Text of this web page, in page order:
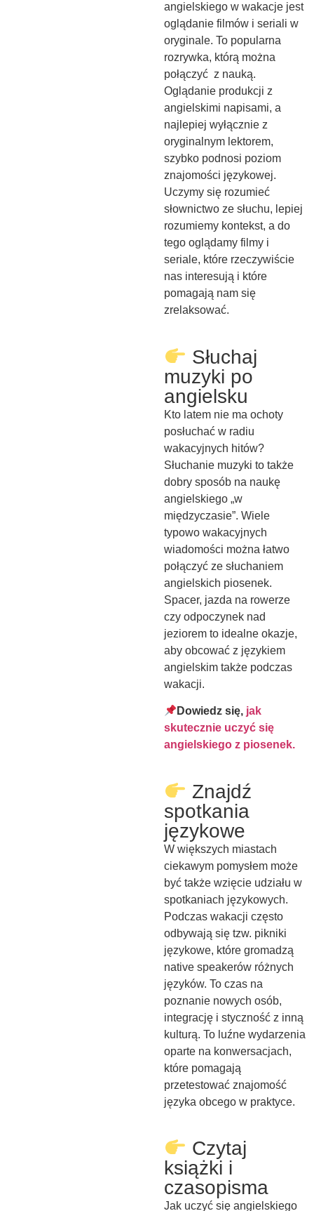
angielskiego w wakacje jest
oglądanie filmów i seriali w
oryginale. To popularna
rozrywka, którą można
połączyć z nauką.
Oglądanie produkcji z
angielskimi napisami, a
najlepiej wyłącznie z
oryginalnym lektorem,
szybko podnosi poziom
znajomości językowej.
Uczymy się rozumieć
słownictwo ze słuchu, lepiej
rozumiemy kontekst, a do
tego oglądamy filmy i
seriale, które rzeczywiście
nas interesują i które
pomagają nam się
zrelaksować.
Słuchaj
muzyki po
angielsku
Kto latem nie ma ochoty
posłuchać w radiu
wakacyjnych hitów?
Słuchanie muzyki to także
dobry sposób na naukę
angielskiego „w
międzyczasie”. Wiele
typowo wakacyjnych
wiadomości można łatwo
połączyć ze słuchaniem
angielskich piosenek.
Spacer, jazda na rowerze
czy odpoczynek nad
jeziorem to idealne okazje,
aby obcować z językiem
angielskim także podczas
wakacji.
Dowiedz się, jak
skutecznie uczyć się
angielskiego z piosenek.
Znajdź
spotkania
językowe
W większych miastach
ciekawym pomysłem może
być także wzięcie udziału w
spotkaniach językowych.
Podczas wakacji często
odbywają się tzw. pikniki
językowe, które gromadzą
native speakerów różnych
języków. To czas na
poznanie nowych osób,
integrację i styczność z inną
kulturą. To luźne wydarzenia
oparte na konwersacjach,
które pomagają
przetestować znajomość
języka obcego w praktyce.
Czytaj
książki i
czasopisma
Jak uczyć się angielskiego